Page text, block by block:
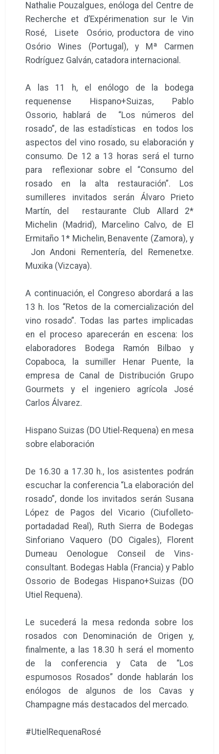
Nathalie Pouzalgues, enóloga del Centre de
Recherche et d’Expérimenation sur le Vin
Rosé, Lisete Osório, productora de vino
Osório Wines (Portugal), y Mª Carmen
Rodríguez Galván, catadora internacional.
A las 11 h, el enólogo de la bodega
requenense Hispano+Suizas, Pablo
Ossorio, hablará de “Los números del
rosado”, de las estadísticas en todos los
aspectos del vino rosado, su elaboración y
consumo. De 12 a 13 horas será el turno
para reflexionar sobre el “Consumo del
rosado en la alta restauración”. Los
sumilleres invitados serán Álvaro Prieto
Martín, del restaurante Club Allard 2*
Michelin (Madrid), Marcelino Calvo, de El
Ermitaño 1* Michelin, Benavente (Zamora), y
Jon Andoni Rementería, del Remenetxe.
Muxika (Vizcaya).
A continuación, el Congreso abordará a las
13 h. los “Retos de la comercialización del
vino rosado”. Todas las partes implicadas
en el proceso aparecerán en escena: los
elaboradores Bodega Ramón Bilbao y
Copaboca, la sumiller Henar Puente, la
empresa de Canal de Distribución Grupo
Gourmets y el ingeniero agrícola José
Carlos Álvarez.
Hispano Suizas (DO Utiel-Requena) en mesa
sobre elaboración
De 16.30 a 17.30 h., los asistentes podrán
escuchar la conferencia “La elaboración del
rosado”, donde los invitados serán Susana
López de Pagos del Vicario (Ciufolleto-
portadadad Real), Ruth Sierra de Bodegas
Sinforiano Vaquero (DO Cigales), Florent
Dumeau Oenologue Conseil de Vins-
consultant. Bodegas Habla (Francia) y Pablo
Ossorio de Bodegas Hispano+Suizas (DO
Utiel Requena).
Le sucederá la mesa redonda sobre los
rosados con Denominación de Origen y,
finalmente, a las 18.30 h será el momento
de la conferencia y Cata de “Los
espumosos Rosados” donde hablarán los
enólogos de algunos de los Cavas y
Champagne más destacados del mercado.
#UtielRequenaRosé